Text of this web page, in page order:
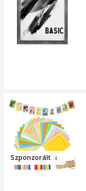
Szponzorált